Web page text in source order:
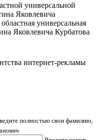
универсальной
Яковлевича
универсальная
Яковлевича Курбатова
интернет-рекламы
полностью свои фамилию,